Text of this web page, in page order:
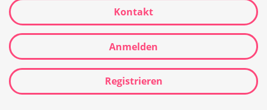
Kontakt
Anmelden
Registrieren